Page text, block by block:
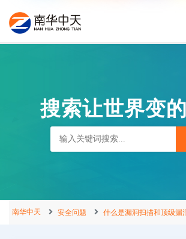
搜索让世界变
南华中天 安全问题 什么是漏洞扫描和顶级漏